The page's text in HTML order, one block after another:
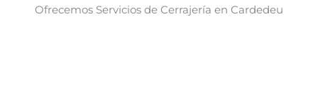
Ofrecemos Servicios de Cerrajería en Cardedeu